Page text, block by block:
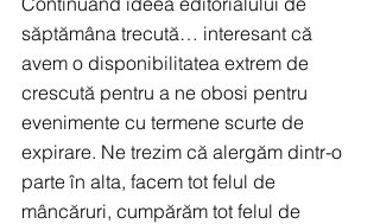
săptămâna trecută… interesant că
avem o disponibilitatea extrem de
crescută pentru a ne obosi pentru
evenimente cu termene scurte de
expirare. Ne trezim că alergăm dintr-o
parte în alta, facem tot felul de
mâncăruri, cumpărăm tot felul de